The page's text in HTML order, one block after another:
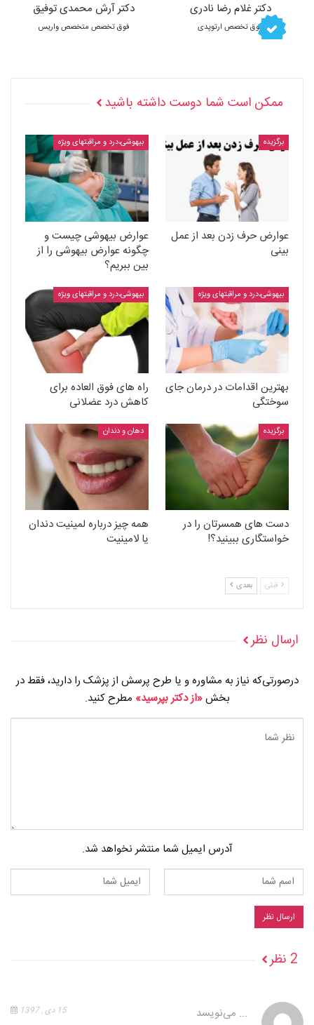
دکتر غلام رضا نادری
فوق تخصص ارتوپدی
دکتر آرش محمدی توفیق
فوق تخصص متخصص واریس
ممکن است شما دوست داشته باشید
برگزیده
عوارض حرف زدن بعد از عمل
بینی
بیهوشی،درد و مراقبتهای ویژه
عوارض بیهوشی چیست و
چگونه عوارض بیهوشی را از
بین ببریم؟
بیهوشی،درد و مراقبتهای ویژه
بهترین اقدامات در درمان جای
سوختگی
بیهوشی،درد و مراقبتهای ویژه
راه های فوق العاده برای
کاهش درد عضلانی
برگزیده
دست های همسرتان را در
خواستگاری ببینید؟!
دهان و دندان
همه چیز درباره لمینیت دندان
یا لامینیت
قبلی بعدی
ارسال نظر
درصورتی‌که نیاز به مشاوره و یا طرح پرسش از پزشک را دارید، فقط در
بخش«از دکتر بپرسید» مطرح کنید.
آدرس ایمیل شما منتشر نخواهد شد.
2 نظر
... می‌نویسد 15 دی , 1397